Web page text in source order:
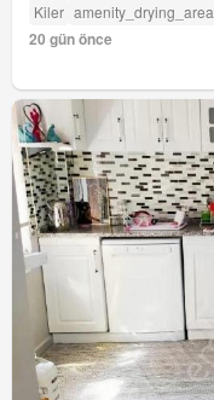
Kiler amenity_drying_area
20 gün önce